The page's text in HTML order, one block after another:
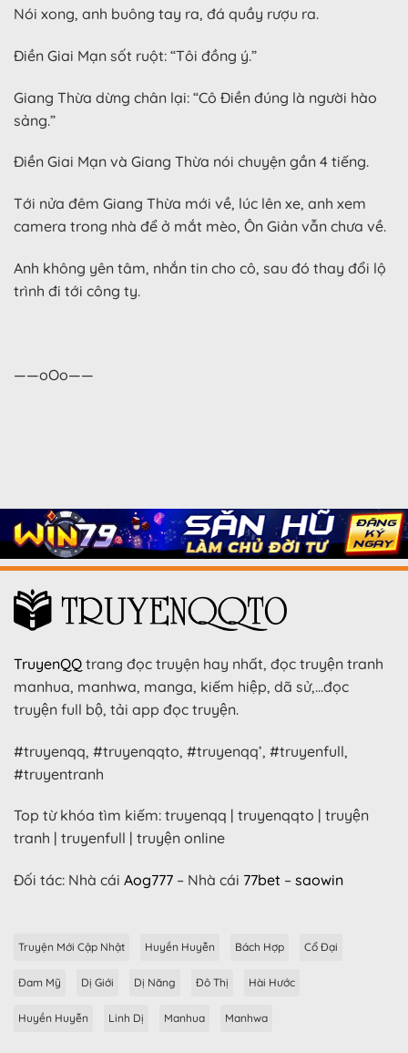
Nói xong, anh buông tay ra, đá quầy rượu ra.
Điền Giai Mạn sốt ruột: “Tôi đồng ý.”
Giang Thừa dừng chân lại: “Cô Điền đúng là người hào
sảng.”
Điền Giai Mạn và Giang Thừa nói chuyện gần 4 tiếng.
Tới nửa đêm Giang Thừa mới về, lúc lên xe, anh xem
camera trong nhà để ở mắt mèo, Ôn Giản vẫn chưa về.
Anh không yên tâm, nhắn tin cho cô, sau đó thay đổi lộ
trình đi tới công ty.
——oOo——
TruyenQQ trang đọc truyện hay nhất, đọc truyện tranh
manhua, manhwa, manga, kiếm hiệp, dã sử,…đọc
truyện full bộ, tải app đọc truyện.
#truyenqq, #truyenqqto, #truyenqq’, #truyenfull,
#truyentranh
Top từ khóa tìm kiếm: truyenqq | truyenqqto | truyện
tranh | truyenfull | truyện online
Đối tác: Nhà cái Aog777 – Nhà cái 77bet – saowin
Truyện Mới Cập Nhật Huyền Huyễn Bách Hợp Cổ Đại
Đam Mỹ Dị Giới Dị Năng Đô Thị Hài Hước
Huyền Huyễn Linh Dị Manhua Manhwa